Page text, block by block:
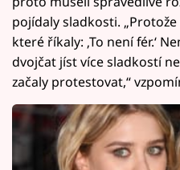
pojídaly sladkosti.
které říkaly: ‚To není fér.‘
dvojčat jíst více sladkostí
začaly protestovat,“